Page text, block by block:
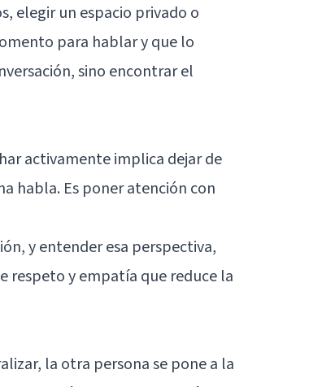
elegir un espacio privado o
para hablar y que lo
sino encontrar el
activamente implica dejar de
habla. Es poner atención con
y entender esa perspectiva,
respeto y empatía que reduce la
la otra persona se pone a la